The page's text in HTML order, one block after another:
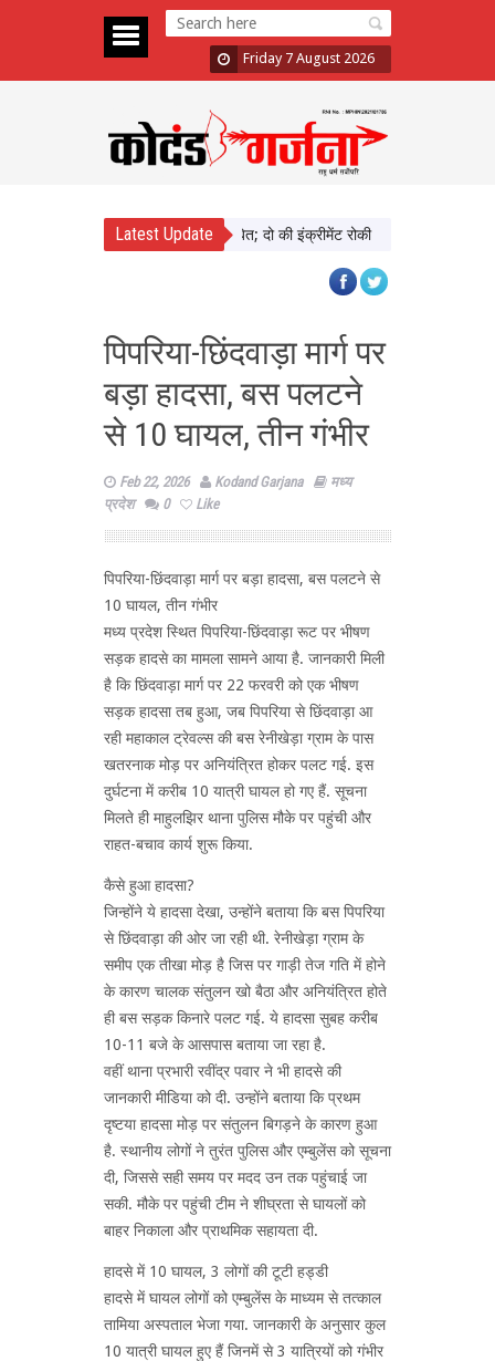
Friday 7 August 2026
Latest Update
में दिखाई सख्ती, 3 अधिकारी निलंबित; दो की इंक्रीमेंट रोकी पंजाब चुनाव से पहले
पिपरिया-छिंदवाड़ा मार्ग पर
बड़ा हादसा, बस पलटने
से 10 घायल, तीन गंभीर
Feb 22, 2026 Kodand Garjana
मध्य
प्रदेश
0 Like
पिपरिया-छिंदवाड़ा मार्ग पर बड़ा हादसा, बस पलटने से
10 घायल, तीन गंभीर
मध्य प्रदेश स्थित पिपरिया-छिंदवाड़ा रूट पर भीषण
सड़क हादसे का मामला सामने आया है. जानकारी मिली
है कि छिंदवाड़ा मार्ग पर 22 फरवरी को एक भीषण
सड़क हादसा तब हुआ, जब पिपरिया से छिंदवाड़ा आ
रही महाकाल ट्रेवल्स की बस रेनीखेड़ा ग्राम के पास
खतरनाक मोड़ पर अनियंत्रित होकर पलट गई. इस
दुर्घटना में करीब 10 यात्री घायल हो गए हैं. सूचना
मिलते ही माहुलझिर थाना पुलिस मौके पर पहुंची और
राहत-बचाव कार्य शुरू किया.
कैसे हुआ हादसा?
जिन्होंने ये हादसा देखा, उन्होंने बताया कि बस पिपरिया
से छिंदवाड़ा की ओर जा रही थी. रेनीखेड़ा ग्राम के
समीप एक तीखा मोड़ है जिस पर गाड़ी तेज गति में होने
के कारण चालक संतुलन खो बैठा और अनियंत्रित होते
ही बस सड़क किनारे पलट गई. ये हादसा सुबह करीब
10-11 बजे के आसपास बताया जा रहा है.
वहीं थाना प्रभारी रवींद्र पवार ने भी हादसे की
जानकारी मीडिया को दी. उन्होंने बताया कि प्रथम
दृष्टया हादसा मोड़ पर संतुलन बिगड़ने के कारण हुआ
है. स्थानीय लोगों ने तुरंत पुलिस और एम्बुलेंस को सूचना
दी, जिससे सही समय पर मदद उन तक पहुंचाई जा
सकी. मौके पर पहुंची टीम ने शीघ्रता से घायलों को
बाहर निकाला और प्राथमिक सहायता दी.
हादसे में 10 घायल, 3 लोगों की टूटी हड्डी
हादसे में घायल लोगों को एम्बुलेंस के माध्यम से तत्काल
तामिया अस्पताल भेजा गया. जानकारी के अनुसार कुल
10 यात्री घायल हुए हैं जिनमें से 3 यात्रियों को गंभीर